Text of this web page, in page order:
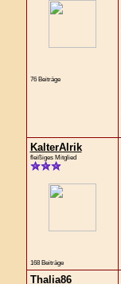
76 Beiträge
KalterAlrik
fleißiges Mitglied
168 Beiträge
Thalia86